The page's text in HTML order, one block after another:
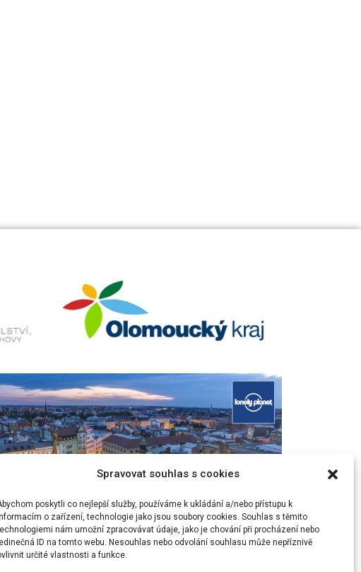
Spravovat souhlas s cookies
poskytli co nejlepší služby, používáme k ukládání a/nebo přístupu k
o zařízení, technologie jako jsou soubory cookies. Souhlas s těmito
nám umožní zpracovávat údaje, jako je chování při procházení nebo
ID na tomto webu. Nesouhlas nebo odvolání souhlasu může nepříznivě
určité vlastnosti a funkce.